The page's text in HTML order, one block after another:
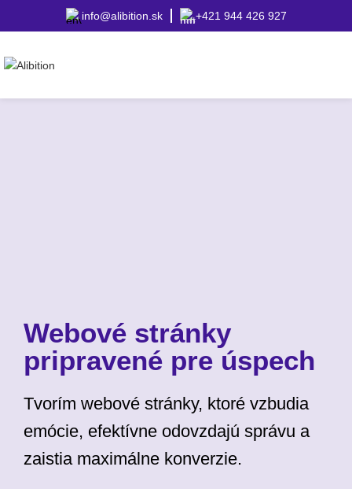
info@alibition.sk +421 944 426 927
Webové stránky
pripravené pre úspech
Tvorím webové stránky, ktoré vzbudia
emócie, efektívne odovzdajú správu a
zaistia maximálne konverzie.